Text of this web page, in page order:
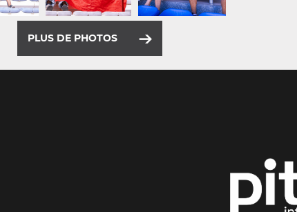
PLUS DE PHOTOS